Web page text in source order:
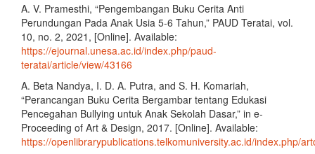
A. V. Pramesthi, “Pengembangan Buku Cerita Anti
Perundungan Pada Anak Usia 5-6 Tahun,” PAUD Teratai, vol.
10, no. 2, 2021, [Online]. Available:
https://ejournal.unesa.ac.id/index.php/paud-
teratai/article/view/43166
A. Beta Nandya, I. D. A. Putra, and S. H. Komariah,
“Perancangan Buku Cerita Bergambar tentang Edukasi
Pencegahan Bullying untuk Anak Sekolah Dasar,” in e-
Proceeding of Art & Design, 2017. [Online]. Available:
https://openlibrarypublications.telkomuniversity.ac.id/index.php/